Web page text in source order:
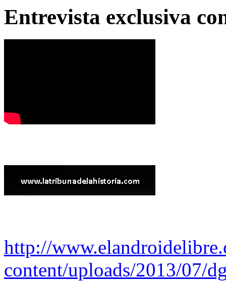
Entrevista exclusiva
http://
content/uploads/2013/07/